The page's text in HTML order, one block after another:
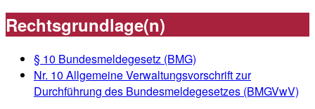
Rechtsgrundlage(n)
§ 10 Bundesmeldegesetz (BMG)
Nr. 10 Allgemeine Verwaltungsvorschrift zur
Durchführung des Bundesmeldegesetzes (BMGVwV)